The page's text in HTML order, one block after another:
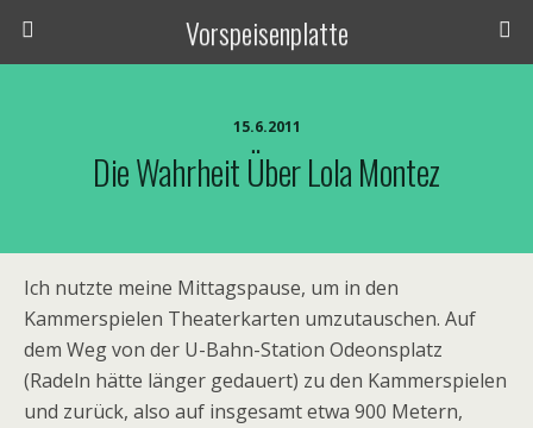
Vorspeisenplatte
15.6.2011
Die Wahrheit Über Lola Montez
Ich nutzte meine Mittagspause, um in den
Kammerspielen Theaterkarten umzutauschen. Auf
dem Weg von der U-Bahn-Station Odeonsplatz
(Radeln hätte länger gedauert) zu den Kammerspielen
und zurück, also auf insgesamt etwa 900 Metern,